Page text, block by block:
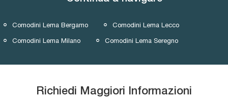
Comodini Lema Bergamo Comodini Lema Lecco
Comodini Lema Milano Comodini Lema Seregno
Richiedi Maggiori Informazioni